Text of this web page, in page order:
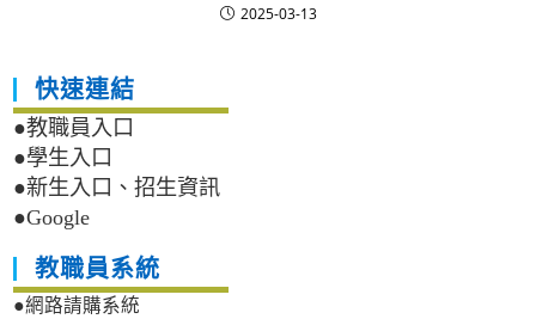
2025-03-13
快速連結
●教職員入口
●學生入口
●新生入口、招生資訊
●Google
教職員系統
●網路請購系統